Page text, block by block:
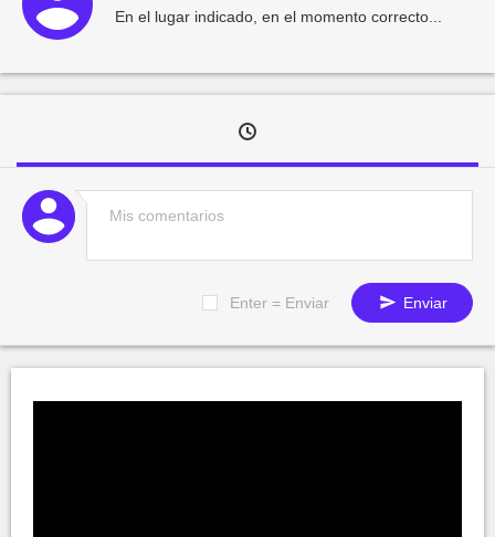
En el lugar indicado, en el momento correcto...
Enter = Enviar Enviar